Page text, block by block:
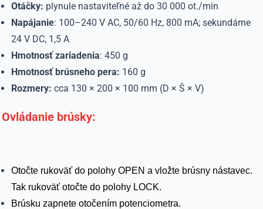
Otáčky: plynule nastaviteľné až do 30 000 ot./min
Napájanie: 100–240 V AC, 50/60 Hz, 800 mA; sekundárne
24 V DC, 1,5 A
Hmotnosť zariadenia: 450 g
Hmotnosť brúsneho pera: 160 g
Rozmery: cca 130 × 200 × 100 mm (D × Š × V)
Ovládanie brúsky:
Otočte rukoväť do polohy OPEN a vložte brúsny nástavec.
Tak rukoväť otočte do polohy LOCK.
Brúsku zapnete otočením potenciometra.